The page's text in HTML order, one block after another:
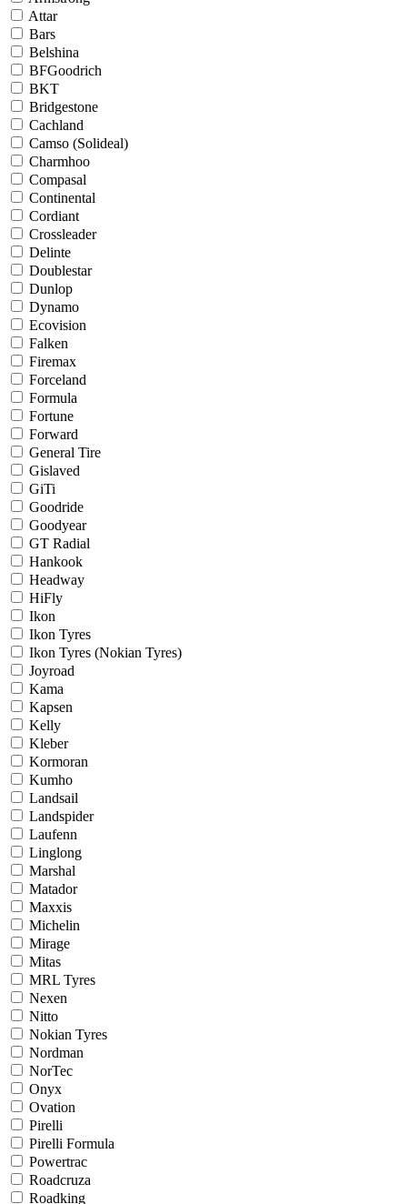
Attar
Bars
Belshina
BFGoodrich
BKT
Bridgestone
Cachland
Camso (Solideal)
Charmhoo
Compasal
Continental
Cordiant
Crossleader
Delinte
Doublestar
Dunlop
Dynamo
Ecovision
Falken
Firemax
Forceland
Formula
Fortune
Forward
General Tire
Gislaved
GiTi
Goodride
Goodyear
GT Radial
Hankook
Headway
HiFly
Ikon
Ikon Tyres
Ikon Tyres (Nokian Tyres)
Joyroad
Kama
Kapsen
Kelly
Kleber
Kormoran
Kumho
Landsail
Landspider
Laufenn
Linglong
Marshal
Matador
Maxxis
Michelin
Mirage
Mitas
MRL Tyres
Nexen
Nitto
Nokian Tyres
Nordman
NorTec
Onyx
Ovation
Pirelli
Pirelli Formula
Powertrac
Roadcruza
Roadking